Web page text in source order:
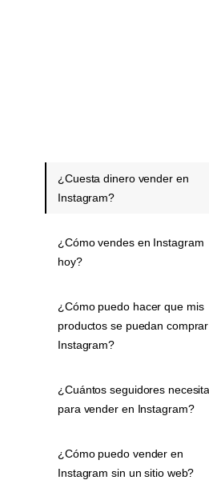
¿Cuesta dinero vender en
Instagram?
¿Cómo vendes en Instagram
hoy?
¿Cómo puedo hacer que mis
productos se puedan
Instagram?
¿Cuántos seguidores
para vender en Instagram?
¿Cómo puedo vender en
Instagram sin un sitio web?